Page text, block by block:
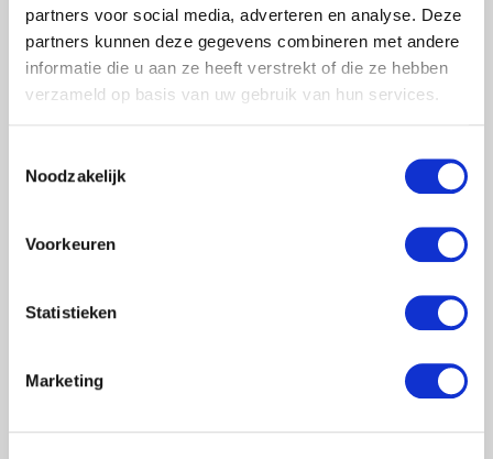
partners voor social media, adverteren en analyse. Deze
partners kunnen deze gegevens combineren met andere
informatie die u aan ze heeft verstrekt of die ze hebben
verzameld op basis van uw gebruik van hun services.
Noodzakelijk
Voorkeuren
Statistieken
Marketing